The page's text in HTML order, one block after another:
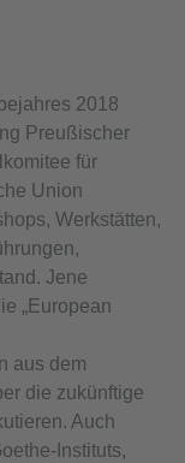
2018
Preußischer
für
Union
Werkstätten,
Jene
„European
aus dem
die zukünftige
Auch
Instituts,